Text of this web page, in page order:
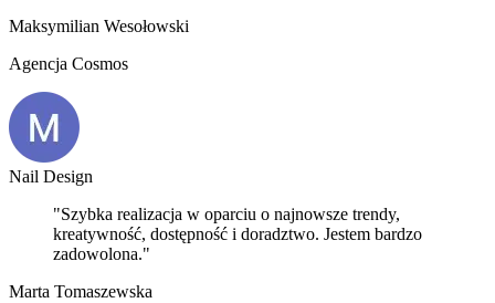
Maksymilian Wesołowski
Agencja Cosmos
Nail Design
"Szybka realizacja w oparciu o najnowsze trendy,
kreatywność, dostępność i doradztwo. Jestem bardzo
zadowolona."
Marta Tomaszewska